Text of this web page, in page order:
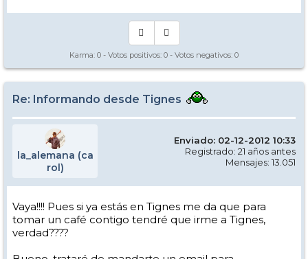
Karma: 0 - Votos positivos: 0 - Votos negativos: 0
Re: Informando desde Tignes
la_alemana (ca
rol)
Enviado: 02-12-2012 10:33
Registrado: 21 años antes
Mensajes: 13.051
Vaya!!!! Pues si ya estás en Tignes me da que para
tomar un café contigo tendré que irme a Tignes,
verdad????